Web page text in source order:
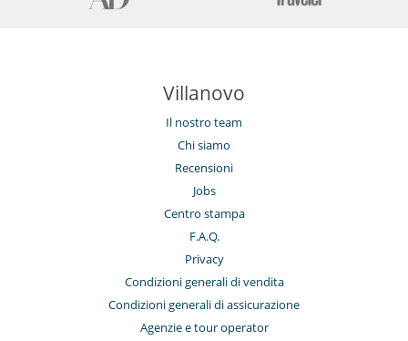
Villanovo
Il nostro team
Chi siamo
Recensioni
Jobs
Centro stampa
F.A.Q.
Privacy
Condizioni generali di vendita
Condizioni generali di assicurazione
Agenzie e tour operator